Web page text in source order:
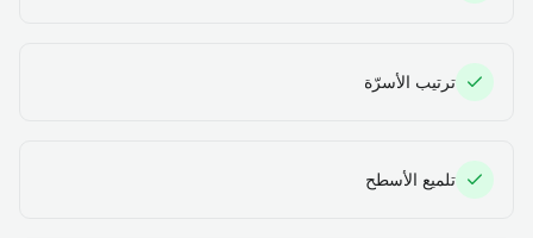
ترتيب الأسرّة
تلميع الأسطح